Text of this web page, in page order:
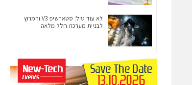
לא עוד טיל: סטארשיפ V3 והמרוץ
לבניית מערכת חלל מלאה